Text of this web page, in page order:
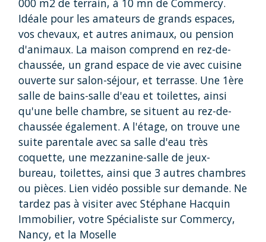
Idéale pour les amateurs de grands espaces,
vos chevaux, et autres animaux, ou pension
d'animaux. La maison comprend en rez-de-
chaussée, un grand espace de vie avec cuisine
ouverte sur salon-séjour, et terrasse. Une 1ère
salle de bains-salle d'eau et toilettes, ainsi
qu'une belle chambre, se situent au rez-de-
chaussée également. A l'étage, on trouve une
suite parentale avec sa salle d'eau très
coquette, une mezzanine-salle de jeux-
bureau, toilettes, ainsi que 3 autres chambres
ou pièces. Lien vidéo possible sur demande. Ne
tardez pas à visiter avec Stéphane Hacquin
Immobilier, votre Spécialiste sur Commercy,
Nancy, et la Moselle